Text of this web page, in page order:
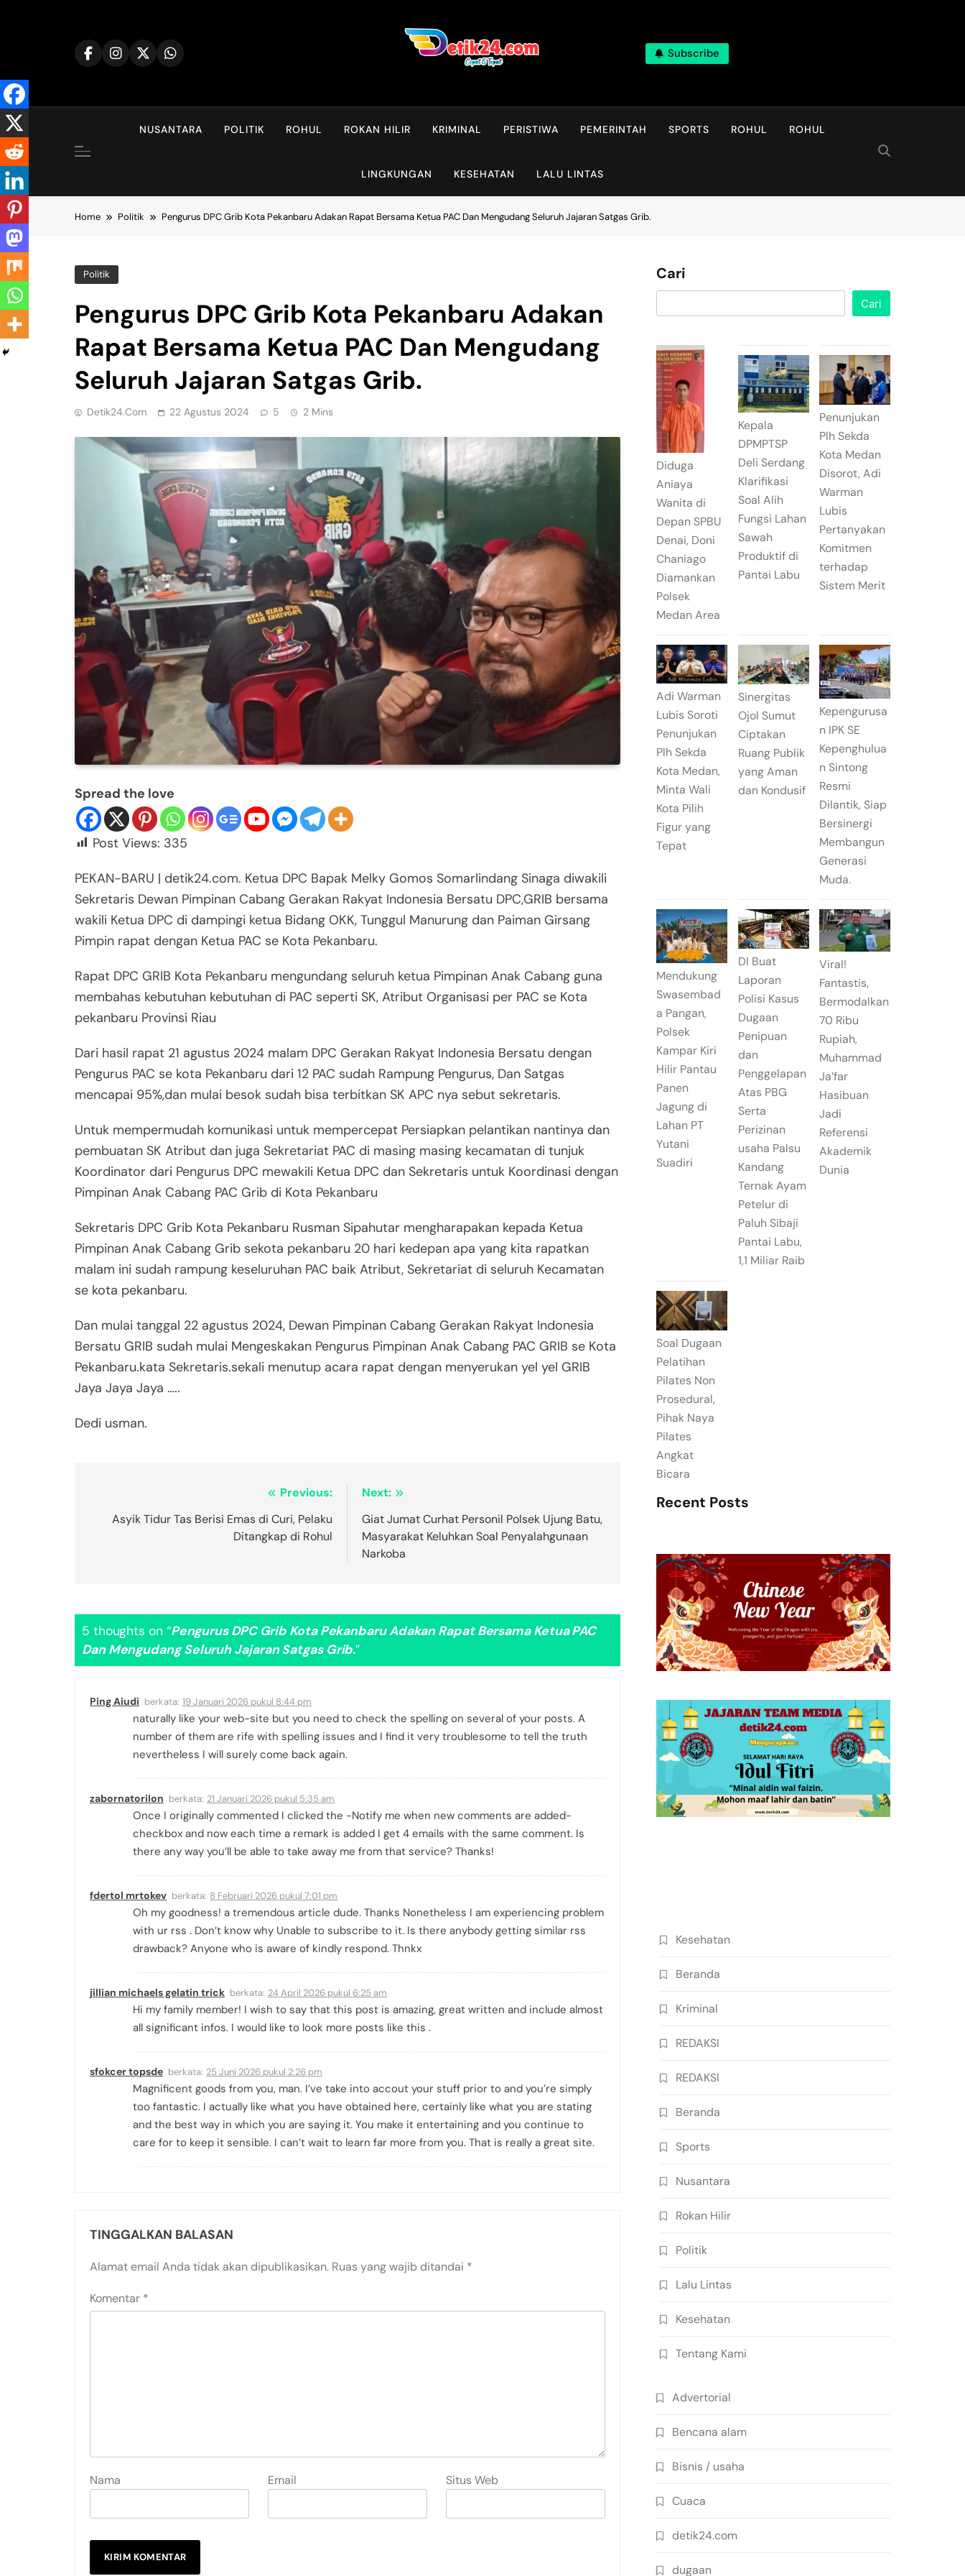
Subscribe
NUSANTARA POLITIK ROHUL ROKAN HILIR KRIMINAL PERISTIWA PEMERINTAH SPORTS ROHUL ROHUL
LINGKUNGAN KESEHATAN LALU LINTAS
Home Politik Pengurus DPC Grib Kota Pekanbaru Adakan Rapat Bersama Ketua PAC Dan Mengudang Seluruh Jajaran Satgas Grib.
Politik
Pengurus DPC Grib Kota Pekanbaru Adakan
Rapat Bersama Ketua PAC Dan Mengudang
Seluruh Jajaran Satgas Grib.
Detik24.com 22 Agustus 2024 5 2 Mins
Spread the love
Post Views: 335
PEKAN-BARU | detik24.com. Ketua DPC Bapak Melky Gomos Somarlindang Sinaga diwakili
Sekretaris Dewan Pimpinan Cabang Gerakan Rakyat Indonesia Bersatu DPC,GRIB bersama
wakili Ketua DPC di dampingi ketua Bidang OKK, Tunggul Manurung dan Paiman Girsang
Pimpin rapat dengan Ketua PAC se Kota Pekanbaru.
Rapat DPC GRIB Kota Pekanbaru mengundang seluruh ketua Pimpinan Anak Cabang guna
membahas kebutuhan kebutuhan di PAC seperti SK, Atribut Organisasi per PAC se Kota
pekanbaru Provinsi Riau
Dari hasil rapat 21 agustus 2024 malam DPC Gerakan Rakyat Indonesia Bersatu dengan
Pengurus PAC se kota Pekanbaru dari 12 PAC sudah Rampung Pengurus, Dan Satgas
mencapai 95%,dan mulai besok sudah bisa terbitkan SK APC nya sebut sekretaris.
Untuk mempermudah komunikasi untuk mempercepat Persiapkan pelantikan nantinya dan
pembuatan SK Atribut dan juga Sekretariat PAC di masing masing kecamatan di tunjuk
Koordinator dari Pengurus DPC mewakili Ketua DPC dan Sekretaris untuk Koordinasi dengan
Pimpinan Anak Cabang PAC Grib di Kota Pekanbaru
Sekretaris DPC Grib Kota Pekanbaru Rusman Sipahutar mengharapakan kepada Ketua
Pimpinan Anak Cabang Grib sekota pekanbaru 20 hari kedepan apa yang kita rapatkan
malam ini sudah rampung keseluruhan PAC baik Atribut, Sekretariat di seluruh Kecamatan
se kota pekanbaru.
Dan mulai tanggal 22 agustus 2024, Dewan Pimpinan Cabang Gerakan Rakyat Indonesia
Bersatu GRIB sudah mulai Mengeskakan Pengurus Pimpinan Anak Cabang PAC GRIB se Kota
Pekanbaru.kata Sekretaris.sekali menutup acara rapat dengan menyerukan yel yel GRIB
Jaya Jaya Jaya …..
Dedi usman.
pos
Previous:
Asyik Tidur Tas Berisi Emas di Curi, Pelaku
Ditangkap di Rohul
Next:
Giat Jumat Curhat Personil Polsek Ujung Batu,
Masyarakat Keluhkan Soal Penyalahgunaan
Narkoba
5 thoughts on “Pengurus DPC Grib Kota Pekanbaru Adakan Rapat Bersama Ketua PAC
Dan Mengudang Seluruh Jajaran Satgas Grib.”
Ping Aiudi berkata: 19 Januari 2026 pukul 8:44 pm
naturally like your web-site but you need to check the spelling on several of your posts. A
number of them are rife with spelling issues and I find it very troublesome to tell the truth
nevertheless I will surely come back again.
zabornatorilon berkata: 21 Januari 2026 pukul 5:35 am
Once I originally commented I clicked the -Notify me when new comments are added-
checkbox and now each time a remark is added I get 4 emails with the same comment. Is
there any way you’ll be able to take away me from that service? Thanks!
fdertol mrtokev berkata: 8 Februari 2026 pukul 7:01 pm
Oh my goodness! a tremendous article dude. Thanks Nonetheless I am experiencing problem
with ur rss . Don’t know why Unable to subscribe to it. Is there anybody getting similar rss
drawback? Anyone who is aware of kindly respond. Thnkx
jillian michaels gelatin trick berkata: 24 April 2026 pukul 6:25 am
Hi my family member! I wish to say that this post is amazing, great written and include almost
all significant infos. I would like to look more posts like this .
sfokcer topsde berkata: 25 Juni 2026 pukul 2:26 pm
Magnificent goods from you, man. I’ve take into accout your stuff prior to and you’re simply
too fantastic. I actually like what you have obtained here, certainly like what you are stating
and the best way in which you are saying it. You make it entertaining and you continue to
care for to keep it sensible. I can’t wait to learn far more from you. That is really a great site.
TINGGALKAN BALASAN
Alamat email Anda tidak akan dipublikasikan. Ruas yang wajib ditandai *
Komentar *
Nama Email Situs Web
Cari
Cari
Diduga
Aniaya
Wanita di
Depan SPBU
Denai, Doni
Chaniago
Diamankan
Polsek
Medan Area
Kepala
DPMPTSP
Deli Serdang
Klarifikasi
Soal Alih
Fungsi Lahan
Sawah
Produktif di
Pantai Labu
Penunjukan
Plh Sekda
Kota Medan
Disorot, Adi
Warman
Lubis
Pertanyakan
Komitmen
terhadap
Sistem Merit
Adi Warman
Lubis Soroti
Penunjukan
Plh Sekda
Kota Medan,
Minta Wali
Kota Pilih
Figur yang
Tepat
Sinergitas
Ojol Sumut
Ciptakan
Ruang Publik
yang Aman
dan Kondusif
Kepengurusa
n IPK SE
Kepenghulua
n Sintong
Resmi
Dilantik, Siap
Bersinergi
Membangun
Generasi
Muda.
Mendukung
Swasembad
a Pangan,
Polsek
Kampar Kiri
Hilir Pantau
Panen
Jagung di
Lahan PT
Yutani
Suadiri
DI Buat
Laporan
Polisi Kasus
Dugaan
Penipuan
dan
Penggelapan
Atas PBG
Serta
Perizinan
usaha Palsu
Kandang
Ternak Ayam
Petelur di
Paluh Sibaji
Pantai Labu,
1,1 Miliar Raib
Viral!
Fantastis,
Bermodalkan
70 Ribu
Rupiah,
Muhammad
Ja’far
Hasibuan
Jadi
Referensi
Akademik
Dunia
Soal Dugaan
Pelatihan
Pilates Non
Prosedural,
Pihak Naya
Pilates
Angkat
Bicara
Recent Posts
Kesehatan
Beranda
Kriminal
REDAKSI
REDAKSI
Beranda
Sports
Nusantara
Rokan Hilir
Politik
Lalu Lintas
Kesehatan
Tentang Kami
Advertorial
Bencana alam
Bisnis / usaha
Cuaca
detik24.com
dugaan